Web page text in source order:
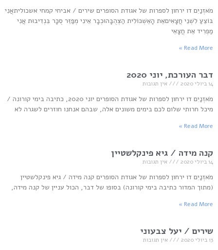
מֹאזְנַיִם דו ירחון לספרות של אגודת הסופרים שירים / אביחי קמחי אשכוליתאֲנִי
בּוֹצֵעַ לִשְׁנֵי חֲצָאִיםאֶת הָאֶשְׁכּוֹלִית הַצְּהֻבָּהוּכְבָר אֵינִי מְפַזֵּר סֻכָּר בִּנְדִיבוּת אֲנִי
מַפְרִיד אֶת חֲצָאֵי
Read More »
דבר העורכת, יוני 2020
14 ביולי 2020 אין תגובות
מֹאזְנַיִם דו ירחון לספרות של אגודת הסופרים יוני 2020, כתיבה בימי קורונה /
מיכל חרותי שלום לכם בימים משונים אלה, שבהם אנחנו חוזרים לשגרה לא
Read More »
קנה מידה / גיא פינקלשטיין
14 ביולי 2020 אין תגובות
מֹאזְנַיִם דו ירחון לספרות של אגודת הסופרים קנה מידה / גיא פינקלשטיין
(מתוך המדור כתיבה בימי קורונה) בסופו של דבר, הכול עניין של קנה מידה,
Read More »
שירים / יעל צבעוני
13 ביולי 2020 אין תגובות